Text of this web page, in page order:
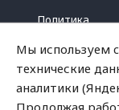
Политика
Мы используем
технические
аналитики
Продолжая